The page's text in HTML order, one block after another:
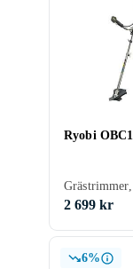
Ryobi
2 699 kr
6%